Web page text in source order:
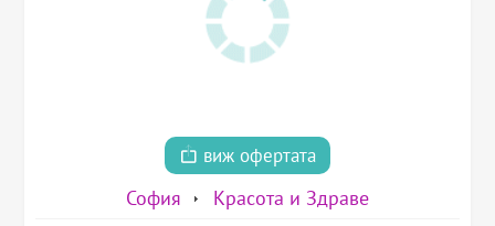
виж офертата
София Красота и Здраве